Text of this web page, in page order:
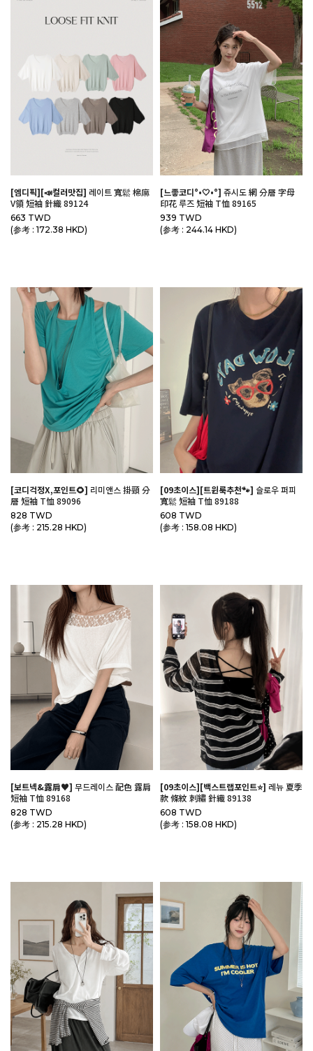
[엠디픽][📣컬러맛집] 레이트 寬鬆 棉麻
V領 短袖 針織 89124
663 TWD
(参考 : 172.38 HKD)
[느좋코디°•🤍•°] 쥬시도 網 分層 字母
印花 루즈 短袖 T恤 89165
939 TWD
(参考 : 244.14 HKD)
[코디걱정X,포인트🌻] 리미앤스 掛頸 分
層 短袖 T恤 89096
828 TWD
(参考 : 215.28 HKD)
[09초이스][트윈룩추천🐾] 슬로우 퍼피
寬鬆 短袖 T恤 89188
608 TWD
(参考 : 158.08 HKD)
[보트넥&露肩♥] 무드레이스 配色 露肩
短袖 T恤 89168
828 TWD
(参考 : 215.28 HKD)
[09초이스][백스트랩포인트⭐️] 레뉴 夏季
款 條紋 刺繡 針織 89138
608 TWD
(参考 : 158.08 HKD)